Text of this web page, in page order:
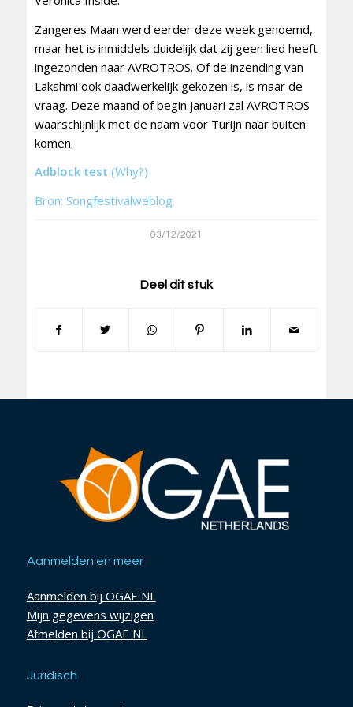
Zangeres Maan werd eerder deze week genoemd,
maar het is inmiddels duidelijk dat zij geen lied heeft
ingezonden naar AVROTROS. Of de inzending van
Lakshmi ook daadwerkelijk gekozen is, is maar de
vraag. Deze maand of begin januari zal AVROTROS
waarschijnlijk met de naam voor Turijn naar buiten
komen.
Adblock test (Why?)
Bron: Songfestivalweblog
03/12/2021
Deel dit stuk
Aanmelden en meer
Aanmelden bij OGAE NL
Mijn gegevens wijzigen
Afmelden bij OGAE NL
Juridisch